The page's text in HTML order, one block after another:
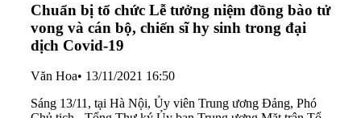
Chuẩn bị tổ chức Lễ tưởng niệm đồng bào tử
vong và cán bộ, chiến sĩ hy sinh trong đại
dịch Covid-19
Văn Hoa• 13/11/2021 16:50
Sáng 13/11, tại Hà Nội, Ủy viên Trung ương Đảng, Phó